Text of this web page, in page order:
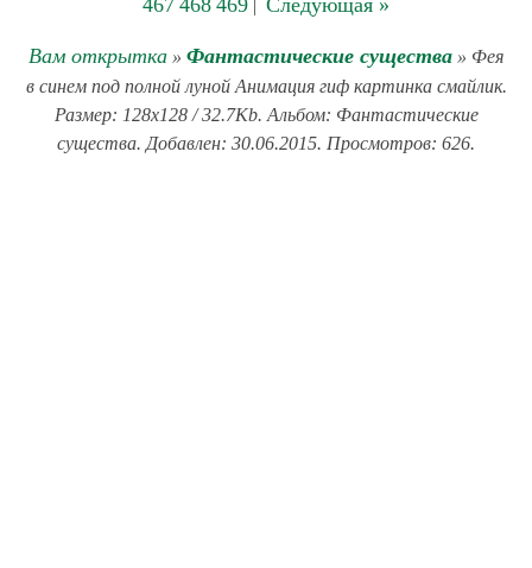
467 468 469 | Следующая »
Вам открытка » Фантастические существа » Фея
в синем под полной луной Анимация гиф картинка смайлик.
Размер: 128x128 / 32.7Kb. Альбом: Фантастические
существа. Добавлен: 30.06.2015. Просмотров: 626.